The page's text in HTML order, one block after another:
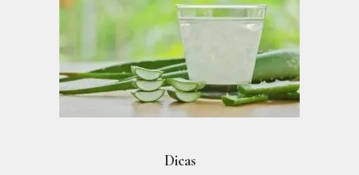
Dicas